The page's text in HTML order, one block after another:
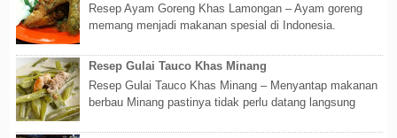
Resep Ayam Goreng Khas Lamongan – Ayam goreng
memang menjadi makanan spesial di Indonesia.
Resep Gulai Tauco Khas Minang
Resep Gulai Tauco Khas Minang – Menyantap makanan
berbau Minang pastinya tidak perlu datang langsung